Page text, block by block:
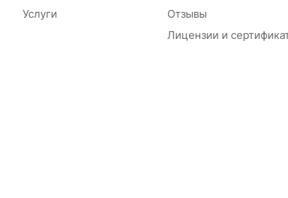
Услуги
Отзывы
Лицензии и